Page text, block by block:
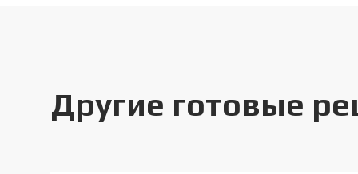
Другие готовые